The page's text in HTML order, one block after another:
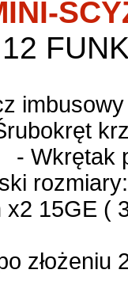
12
- Wkrętak
15GE (
złożeniu